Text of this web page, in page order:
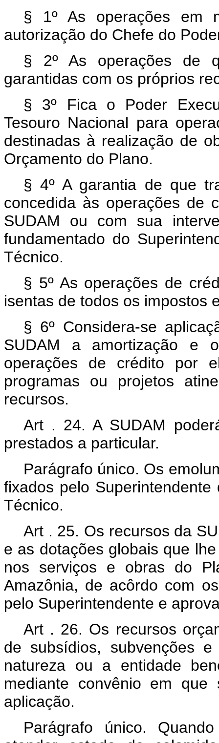
§ 1º As operações em
autorização do Chefe do
§ 2º As operações de
garantidas com os próprios
§ 3º Fica o Poder
Tesouro Nacional para
destinadas à realização de
Orçamento do Plano.
§ 4º A garantia de que
concedida às operações de
SUDAM ou com sua
fundamentado do
Técnico.
§ 5º As operações de
isentas de todos os impostos
§ 6º Considera-se
SUDAM a amortização e
operações de crédito por
programas ou projetos
recursos.
Art . 24. A SUDAM
prestados a particular.
Parágrafo único. Os
fixados pelo
Técnico.
Art . 25. Os recursos da
e as dotações globais que
nos serviços e obras do
Amazônia, de acôrdo com
pelo Superintendente e
Art . 26. Os recursos
de subsídios, subvenções
natureza ou a entidade
mediante convênio em
aplicação.
Parágrafo único.